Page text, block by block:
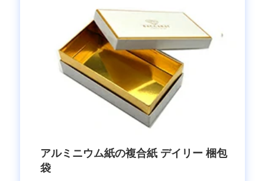
アルミニウム紙の複合紙 デイリー梱包
袋